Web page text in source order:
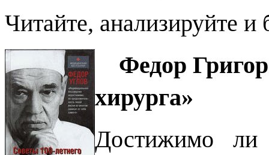
Читайте, анализируйте и
Федор
хирурга»
Достижимо ли